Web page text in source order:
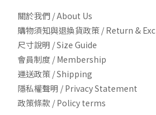
關於我們 / About Us
購物須知與退換貨政策 / Return &
尺寸說明 / Size Guide
會員制度 / Membership
運送政策 / Shipping
隱私權聲明 / Privacy Statement
政策條款 / Policy terms